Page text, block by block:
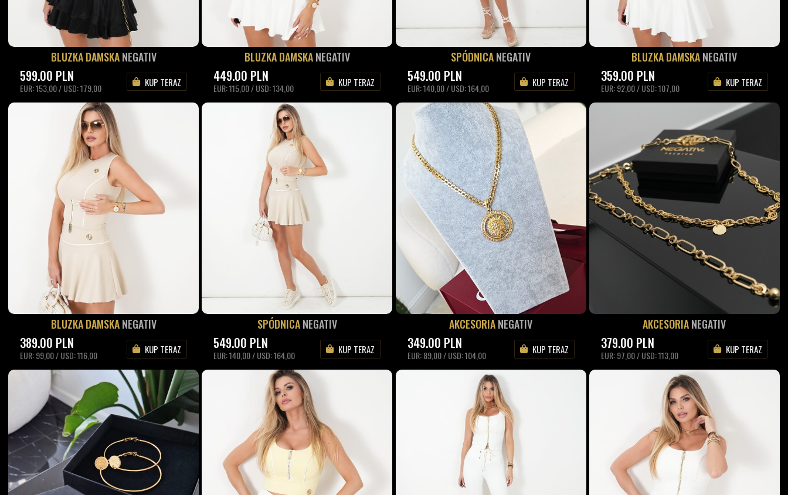
BLUZKA DAMSKANEGATIV
599.00 PLN
EUR: 153,00 / USD: 179,00 KUP TERAZ
BLUZKA DAMSKANEGATIV
449.00 PLN
EUR: 115,00 / USD: 134,00 KUP TERAZ
SPÓDNICANEGATIV
549.00 PLN
EUR: 140,00 / USD: 164,00 KUP TERAZ
BLUZKA DAMSKANEGATIV
359.00 PLN
EUR: 92,00 / USD: 107,00 KUP TERAZ
BLUZKA DAMSKANEGATIV
389.00 PLN
EUR: 99,00 / USD: 116,00 KUP TERAZ
SPÓDNICANEGATIV
549.00 PLN
EUR: 140,00 / USD: 164,00 KUP TERAZ
AKCESORIANEGATIV
349.00 PLN
EUR: 89,00 / USD: 104,00 KUP TERAZ
AKCESORIANEGATIV
379.00 PLN
EUR: 97,00 / USD: 113,00 KUP TERAZ